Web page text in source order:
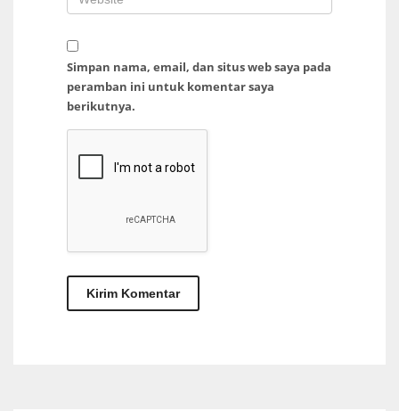
Simpan nama, email, dan situs web saya pada
peramban ini untuk komentar saya
berikutnya.